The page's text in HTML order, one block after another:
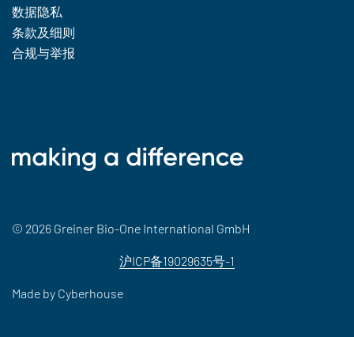
数据隐私
条款及细则
合规与举报
© 2026 Greiner Bio-One International GmbH
沪ICP备19029635号-1
Made by Cyberhouse